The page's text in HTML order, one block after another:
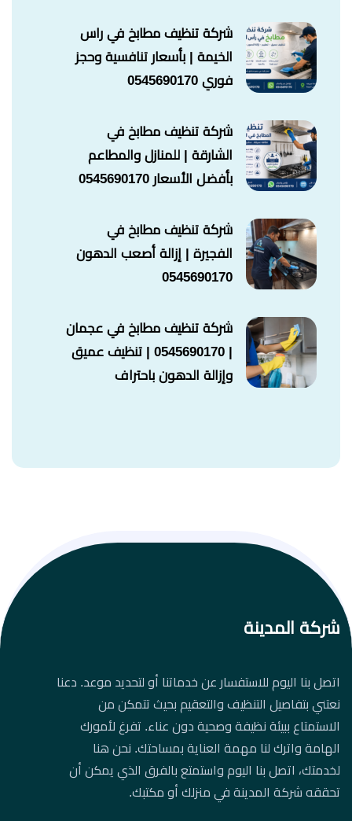
شركة تنظيف مطابخ في راس
الخيمة | بأسعار تنافسية وحجز
فوري 0545690170
شركة تنظيف مطابخ في
الشارقة | للمنازل والمطاعم
بأفضل الأسعار 0545690170
شركة تنظيف مطابخ في
الفجيرة | إزالة أصعب الدهون
0545690170
شركة تنظيف مطابخ في عجمان
| 0545690170 | تنظيف عميق
وإزالة الدهون باحتراف
شركة المدينة
اتصل بنا اليوم للاستفسار عن خدماتنا أو لتحديد موعد. دعنا
نعتني بتفاصيل التنظيف والتعقيم بحيث تتمكن من
الاستمتاع ببيئة نظيفة وصحية دون عناء. تفرغ لأمورك
الهامة واترك لنا مهمة العناية بمساحتك. نحن هنا
لخدمتك، اتصل بنا اليوم واستمتع بالفرق الذي يمكن أن
تحققه شركة المدينة في منزلك أو مكتبك.